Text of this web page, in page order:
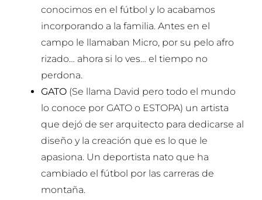
conocimos en el fútbol y lo acabamos
incorporando a la familia. Antes en el
campo le llamaban Micro, por su pelo afro
rizado… ahora si lo ves… el tiempo no
perdona.
GATO (Se llama David pero todo el mundo
lo conoce por GATO o ESTOPA) un artista
que dejó de ser arquitecto para dedicarse al
diseño y la creación que es lo que le
apasiona. Un deportista nato que ha
cambiado el fútbol por las carreras de
montaña.